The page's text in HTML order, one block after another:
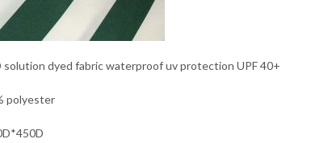
solution dyed fabric waterproof uv protection UPF 40+
polyester